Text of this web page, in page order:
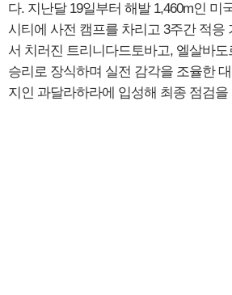
다. 지난달 19일부터 해발 1,460m인 미
시티에 사전 캠프를 차리고 3주간 적응
서 치러진 트리니다드토바고, 엘살바
승리로 장식하며 실전 감각을 조율한
지인 과달라하라에 입성해 최종 점검을